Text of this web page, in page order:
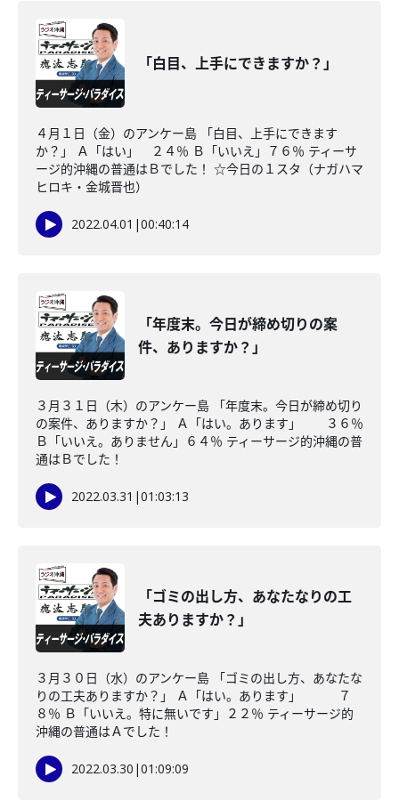
「白目、上手にできますか？」
４月１日（金）のアンケー島 「白目、上手にできます
か？」 Ａ「はい」 ２４％ Ｂ「いいえ」７６％ ティーサ
ージ的沖縄の普通はＢでした！ ☆今日の１スタ（ナガハマ
ヒロキ・金城晋也）
2022.04.01 |00:40:14
「年度末。今日が締め切りの案
件、ありますか？」
３月３１日（木）のアンケー島 「年度末。今日が締め切り
の案件、ありますか？」 Ａ「はい。あります」 ３６％
Ｂ「いいえ。ありません」６４％ ティーサージ的沖縄の普
通はＢでした！
2022.03.31 |01:03:13
「ゴミの出し方、あなたなりの工
夫ありますか？」
３月３０日（水）のアンケー島 「ゴミの出し方、あなたな
りの工夫ありますか？」 Ａ「はい。あります」 ７
８％ Ｂ「いいえ。特に無いです」２２％ ティーサージ的
沖縄の普通はＡでした！
2022.03.30 |01:09:09